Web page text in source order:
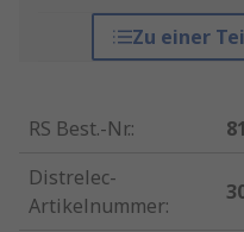
Zu einer
RS Best.-Nr.:
Distrelec-
Artikelnummer: